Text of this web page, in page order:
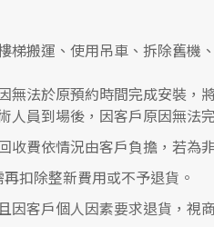
梯搬運、使用吊車、拆除舊
無法於原預約時間完成安裝，
人員到場後，因客戶原因無法
收費依情況由客戶負擔，若為
扣除整新費用或不予退貨。
因客戶個人因素要求退貨，視